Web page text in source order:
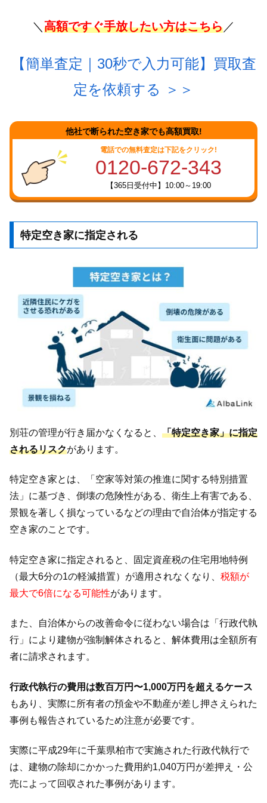
＼ 高額ですぐ手放したい方はこちら／
【簡単査定｜30秒で入力可能】買取査
定を依頼する
＞＞
他社で断られた空き家でも高額買取!
電話での無料査定は下記をクリック!
0120-672-343
【365日受付中】10:00～19:00
特定空き家に指定される
別荘の管理が行き届かなくなると、 「特定空き家」に指定
されるリスクがあります。
特定空き家とは、「空家等対策の推進に関する特別措置
法」に基づき、倒壊の危険性がある、衛生上有害である、
景観を著しく損なっているなどの理由で自治体が指定する
空き家のことです。
特定空き家に指定されると、固定資産税の住宅用地特例
（最大6分の1の軽減措置）が適用されなくなり、 税額が
最大で6倍になる可能性があります。
また、自治体からの改善命令に従わない場合は「行政代執
行」により建物が強制解体されると、解体費用は全額所有
者に請求されます。
行政代執行の費用は数百万円〜1,000万円を超えるケース
もあり、実際に所有者の預金や不動産が差し押さえられた
事例も報告されているため注意が必要です。
実際に平成29年に千葉県柏市で実施された行政代執行で
は、建物の除却にかかった費用約1,040万円が差押え・公
売によって回収された事例があります。